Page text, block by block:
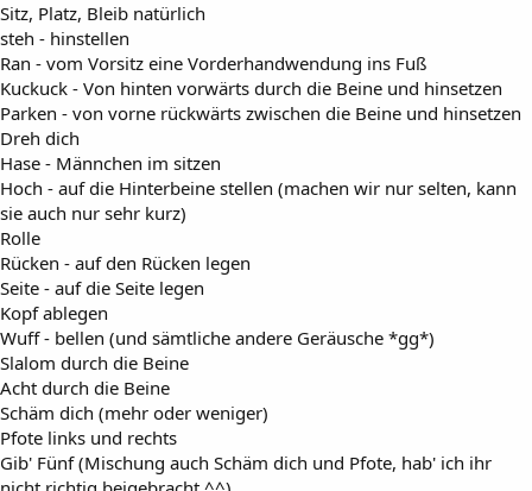
Sitz, Platz, Bleib natürlich
steh - hinstellen
Ran - vom Vorsitz eine Vorderhandwendung ins Fuß
Kuckuck - Von hinten vorwärts durch die Beine und hinsetzen
Parken - von vorne rückwärts zwischen die Beine und hinsetzen
Dreh dich
Hase - Männchen im sitzen
Hoch - auf die Hinterbeine stellen (machen wir nur selten, kann
sie auch nur sehr kurz)
Rolle
Rücken - auf den Rücken legen
Seite - auf die Seite legen
Kopf ablegen
Wuff - bellen (und sämtliche andere Geräusche *gg*)
Slalom durch die Beine
Acht durch die Beine
Schäm dich (mehr oder weniger)
Pfote links und rechts
Gib' Fünf (Mischung auch Schäm dich und Pfote, hab' ich ihr